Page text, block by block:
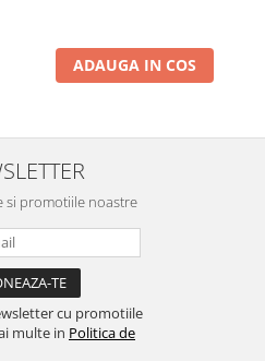
ADAUGA IN COS
si promotiile noastre
cu promotiile
multe in Politica de